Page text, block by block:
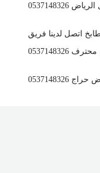
اتصل لدينا فريق
0537148326
0537148326